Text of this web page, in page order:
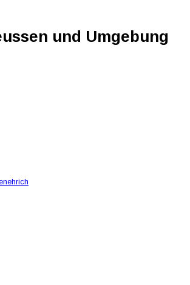
und Umgebung